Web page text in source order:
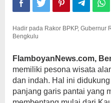
Hadir pada Rakor BPKP,
Bengkulu
FlamboyanNews.com,
memiliki pesona wisata
dan indah. Hal ini
panjang garis pantai yang